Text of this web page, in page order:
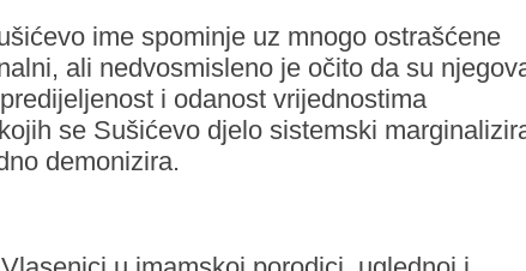
ime spominje uz mnogo ostrašćene
ali nedvosmisleno je očito da su
i odanost vrijednostima
se Sušićevo djelo sistemski
demonizira.